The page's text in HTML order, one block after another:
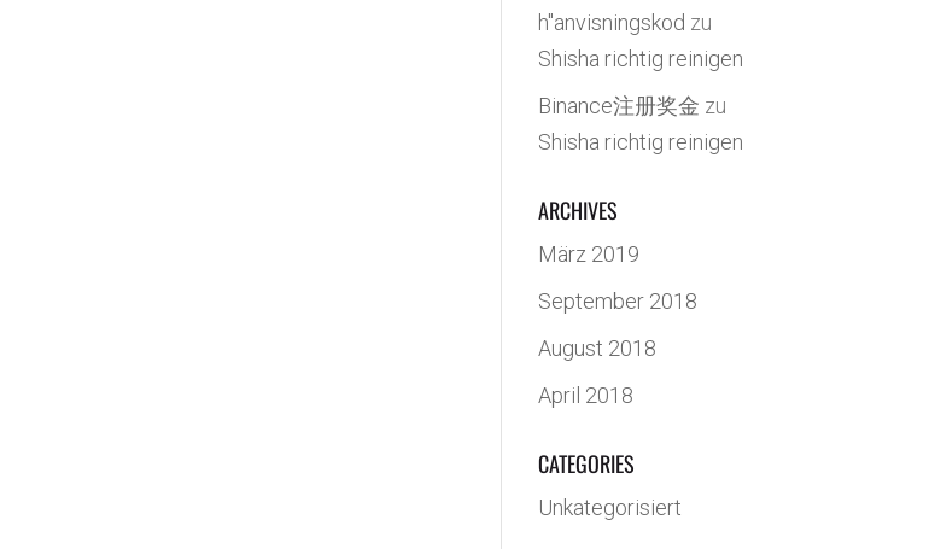
h"anvisningskod zu
Shisha richtig reinigen
Binance注册奖金 zu
Shisha richtig reinigen
ARCHIVES
März 2019
September 2018
August 2018
April 2018
CATEGORIES
Unkategorisiert